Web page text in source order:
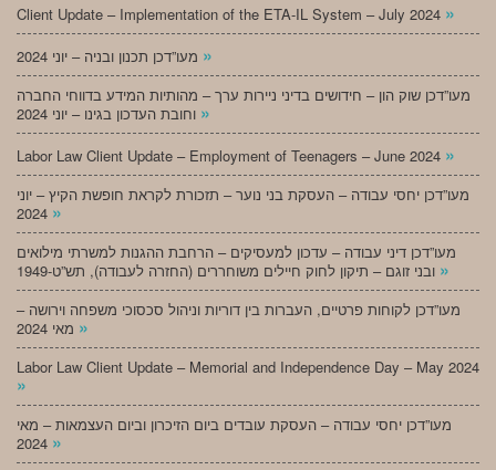
Client Update – Implementation of the ETA-IL System – July 2024 »
»
מעו”דכן שוק הון – חידושים בדיני ניירות ערך – מהותיות המידע בדווחי החברה
»
Labor Law Client Update – Employment of Teenagers – June 2024 »
מעו”דכן יחסי עבודה – העסקת בני נוער – תזכורת לקראת חופשת הקיץ – יוני
»
מעו”דכן דיני עבודה – עדכון למעסיקים – הרחבת ההגנות למשרתי מילואים
»
מעו”דכן לקוחות פרטיים, העברות בין דוריות וניהול סכסוכי משפחה וירושה –
»
Labor Law Client Update – Memorial and Independence Day – May 2024
»
מעו”דכן יחסי עבודה – העסקת עובדים ביום הזיכרון וביום העצמאות – מאי
»